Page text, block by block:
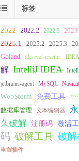
标签
2022 2022.2 2022.3 2023
2025.1 2025.2 2025.3
Goland ide-eval-resetter IDEA
解 IntelliJ IDEA
jetbrains-agent MySQL Navicat
WebStorm 免费工具 免
数据库管理 文本编辑器
久破解 注册码 激活
码 破解工具 破
重置插件